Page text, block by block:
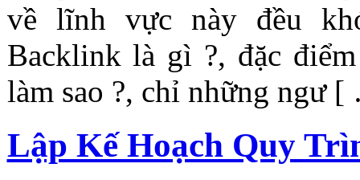
về lĩnh vực này đều
Backlink là gì ?, đặc
làm sao ?, chỉ những ngư
Lập Kế Hoạch Quy